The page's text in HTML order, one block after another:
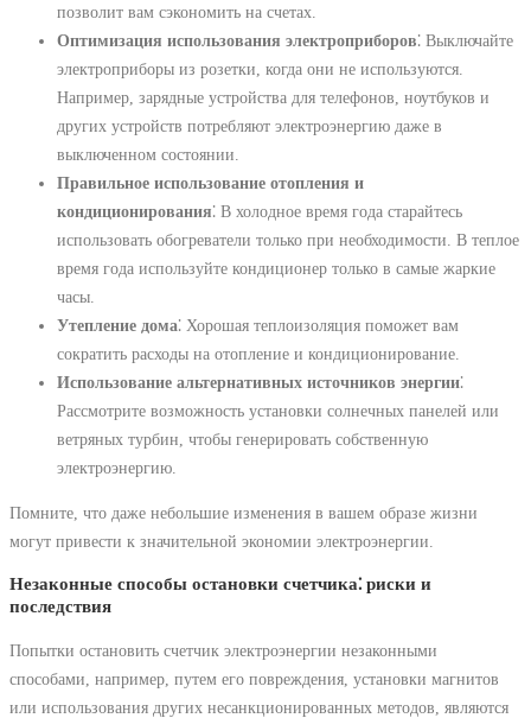
позволит вам сэкономить на счетах.
Оптимизация использования электроприборов⁚ Выключайте
электроприборы из розетки, когда они не используются.
Например, зарядные устройства для телефонов, ноутбуков и
других устройств потребляют электроэнергию даже в
выключенном состоянии.
Правильное использование отопления и
кондиционирования⁚ В холодное время года старайтесь
использовать обогреватели только при необходимости. В теплое
время года используйте кондиционер только в самые жаркие
часы.
Утепление дома⁚ Хорошая теплоизоляция поможет вам
сократить расходы на отопление и кондиционирование.
Использование альтернативных источников энергии⁚
Рассмотрите возможность установки солнечных панелей или
ветряных турбин, чтобы генерировать собственную
электроэнергию.
Помните, что даже небольшие изменения в вашем образе жизни
могут привести к значительной экономии электроэнергии.
Незаконные способы остановки счетчика⁚ риски и
последствия
Попытки остановить счетчик электроэнергии незаконными
способами, например, путем его повреждения, установки магнитов
или использования других несанкционированных методов, являются